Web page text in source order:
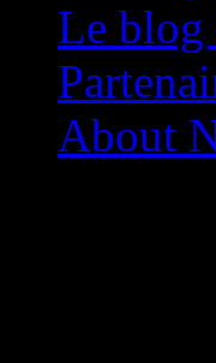
Le blog
About